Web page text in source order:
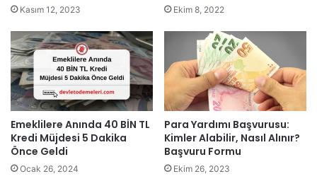
Kasım 12, 2023 Ekim 8, 2022
Emeklilere Anında 40 BİN TL
Kredi Müjdesi 5 Dakika
Önce Geldi
Ocak 26, 2024
Para Yardımı Başvurusu:
Kimler Alabilir, Nasıl Alınır?
Başvuru Formu
Ekim 26, 2023